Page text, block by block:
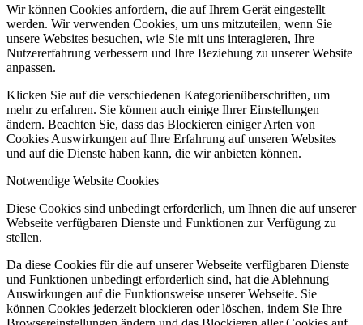
Wir können Cookies anfordern, die auf Ihrem Gerät eingestellt
werden. Wir verwenden Cookies, um uns mitzuteilen, wenn Sie
unsere Websites besuchen, wie Sie mit uns interagieren, Ihre
Nutzererfahrung verbessern und Ihre Beziehung zu unserer Website
anpassen.
Klicken Sie auf die verschiedenen Kategorienüberschriften, um
mehr zu erfahren. Sie können auch einige Ihrer Einstellungen
ändern. Beachten Sie, dass das Blockieren einiger Arten von
Cookies Auswirkungen auf Ihre Erfahrung auf unseren Websites
und auf die Dienste haben kann, die wir anbieten können.
Notwendige Website Cookies
Diese Cookies sind unbedingt erforderlich, um Ihnen die auf unserer
Webseite verfügbaren Dienste und Funktionen zur Verfügung zu
stellen.
Da diese Cookies für die auf unserer Webseite verfügbaren Dienste
und Funktionen unbedingt erforderlich sind, hat die Ablehnung
Auswirkungen auf die Funktionsweise unserer Webseite. Sie
können Cookies jederzeit blockieren oder löschen, indem Sie Ihre